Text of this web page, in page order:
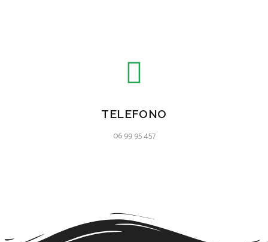
TELEFONO
06 99 95 457